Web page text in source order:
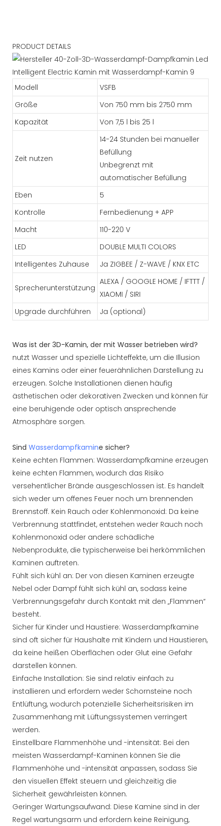
PRODUCT DETAILS
Modell
VSFB
Größe
Von 750 mm bis 2750 mm
Kapazität
Von 7,5 l bis 25 l
Zeit nutzen
14-24 Stunden bei manueller
Befüllung
Unbegrenzt mit
automatischer Befüllung
Eben
5
Kontrolle
Fernbedienung + APP
Macht
110-220 V
LED
DOUBLE MULTI COLORS
Intelligentes Zuhause
Ja ZIGBEE / Z-WAVE / KNX ETC
Sprecherunterstützung
ALEXA / GOOGLE HOME / IFTTT /
XIAOMI / SIRI
Upgrade durchführen
Ja (optional)
Was ist der 3D-Kamin, der mit Wasser betrieben wird?
nutzt Wasser und spezielle Lichteffekte, um die Illusion
eines Kamins oder einer feuerähnlichen Darstellung zu
erzeugen. Solche Installationen dienen häufig
ästhetischen oder dekorativen Zwecken und können für
eine beruhigende oder optisch ansprechende
Atmosphäre sorgen.
Sind Wasserdampfkamine sicher?
Keine echten Flammen: Wasserdampfkamine erzeugen
keine echten Flammen, wodurch das Risiko
versehentlicher Brände ausgeschlossen ist. Es handelt
sich weder um offenes Feuer noch um brennenden
Brennstoff. Kein Rauch oder Kohlenmonoxid: Da keine
Verbrennung stattfindet, entstehen weder Rauch noch
Kohlenmonoxid oder andere schädliche
Nebenprodukte, die typischerweise bei herkömmlichen
Kaminen auftreten.
Fühlt sich kühl an: Der von diesen Kaminen erzeugte
Nebel oder Dampf fühlt sich kühl an, sodass keine
Verbrennungsgefahr durch Kontakt mit den „Flammen“
besteht.
Sicher für Kinder und Haustiere: Wasserdampfkamine
sind oft sicher für Haushalte mit Kindern und Haustieren,
da keine heißen Oberflächen oder Glut eine Gefahr
darstellen können.
Einfache Installation: Sie sind relativ einfach zu
installieren und erfordern weder Schornsteine ​​noch
Entlüftung, wodurch potenzielle Sicherheitsrisiken im
Zusammenhang mit Lüftungssystemen verringert
werden.
Einstellbare Flammenhöhe und -intensität: Bei den
meisten Wasserdampf-Kaminen können Sie die
Flammenhöhe und -intensität anpassen, sodass Sie
den visuellen Effekt steuern und gleichzeitig die
Sicherheit gewährleisten können.
Geringer Wartungsaufwand: Diese Kamine sind in der
Regel wartungsarm und erfordern keine Reinigung,